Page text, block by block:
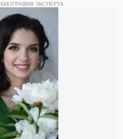
БИОГРАФИЯ ЭКСПЕРТА